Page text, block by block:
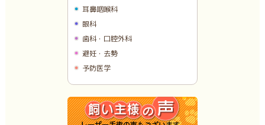
耳鼻咽喉科
眼科
歯科・口腔外科
避妊・去勢
予防医学